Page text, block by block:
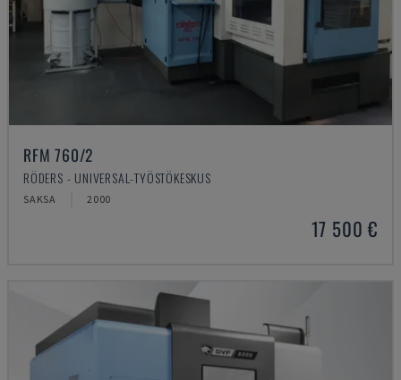
RFM 760/2
RÖDERS - UNIVERSAL-TYÖSTÖKESKUS
SAKSA 2000
17 500 €